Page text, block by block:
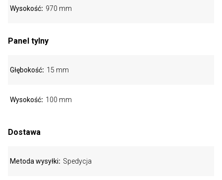
Wysokość 970 mm
Panel tylny
Głębokość 15 mm
Wysokość 100 mm
Dostawa
Metoda wysyłki Spedycja